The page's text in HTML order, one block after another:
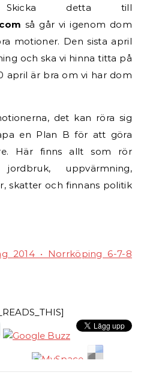
detta till
så går vi igenom dom
motioner. Den sista april
och ska vi hinna titta på
april är bra om vi har dom
det kan röra sig
en Plan B för att göra
Här finns allt som rör
uppvärmning,
skatter och finnans politik
2014 • Norrköping 6-7-8